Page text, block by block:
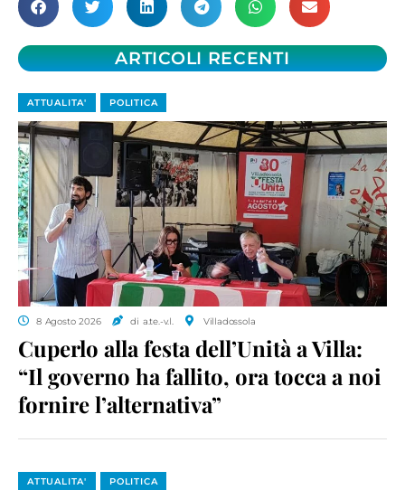
ARTICOLI RECENTI
ATTUALITA' POLITICA
8 Agosto 2026 di a.te.-v.l. Villadossola
Cuperlo alla festa dell’Unità a Villa:
“Il governo ha fallito, ora tocca a noi
fornire l’alternativa”
ATTUALITA' POLITICA